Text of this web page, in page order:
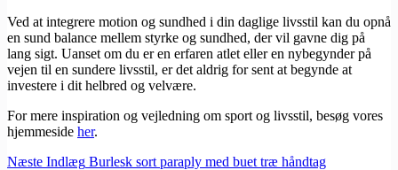
Ved at integrere motion og sundhed i din daglige livsstil kan du opnå
en sund balance mellem styrke og sundhed, der vil gavne dig på
lang sigt. Uanset om du er en erfaren atlet eller en nybegynder på
vejen til en sundere livsstil, er det aldrig for sent at begynde at
investere i dit helbred og velvære.
For mere inspiration og vejledning om sport og livsstil, besøg vores
hjemmeside her.
Næste Indlæg Burlesk sort paraply med buet træ håndtag